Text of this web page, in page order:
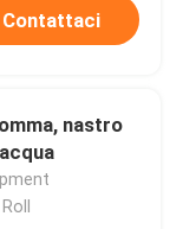
Contattaci
nastro